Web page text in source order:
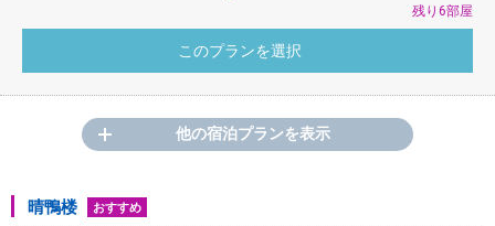
残り6部屋
他の宿泊プランを表示
晴鴨楼 おすすめ